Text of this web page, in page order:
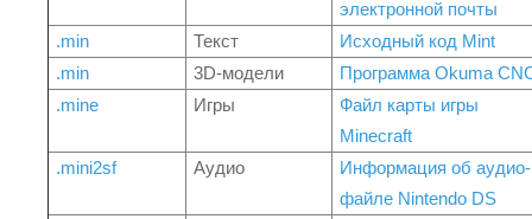
электронной почты
.min
Текст
Исходный код Mint
.min
3D-модели
Программа Okuma
.mine
Игры
Файл карты игры
Minecraft
.mini2sf
Аудио
Информация об аудио-
файле Nintendo DS